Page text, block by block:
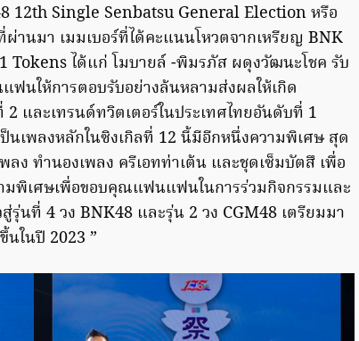
12th Single Senbatsu General Election หรือ
านมา เมมเบอร์ที่ได้คะแนนโหวตจากเหรียญ BNK
Tokens ได้แก่ โมบายล์ -พิมรภัส ผดุงวัฒนะโชค รับ
นให้การตอบรับอย่างล้นหลามส่งผลให้เกิด
และเทรนด์ทวิตเตอร์ในประเทศไทยอันดับที่ 1
นเพลงหลักในซิงเกิลที่ 12 นี้มีอีกหนึ่งความพิเศษ สุด
ลง ทำนองเพลง ครีเอทท่าเต้น และชุดเซ็มบัตสึ เพื่อ
มพิเศษเพื่อขอบคุณแฟนแฟนในการร่วมกิจกรรมและ
นที่ 4 วง BNK48 และรุ่น 2 วง CGM48 เตรียมมา
ในปี 2023 ”